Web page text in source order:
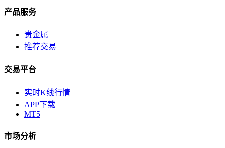
产品服务
贵金属
推荐交易
交易平台
实时K线行情
APP下载
MT5
市场分析